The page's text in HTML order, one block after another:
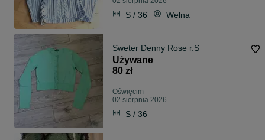
S / 36 Wełna
Sweter Denny Rose r.S
Używane
80 zł
Oświęcim
02 sierpnia 2026
S / 36